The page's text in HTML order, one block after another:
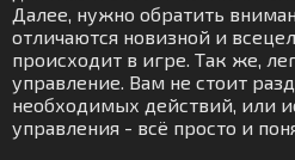
Далее, нужно обратить
отличаются новизной и
происходит в игре. Так же,
управление. Вам не стоит
необходимых действий, или
управления - всё просто и